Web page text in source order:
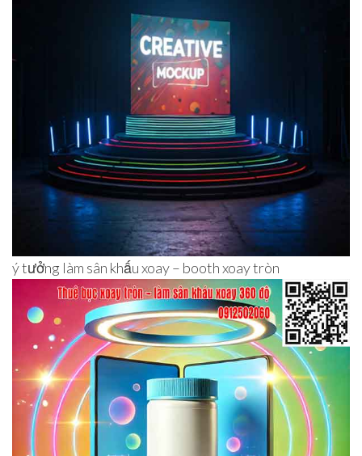
ý tưởng làm sân khấu xoay – booth xoay tròn